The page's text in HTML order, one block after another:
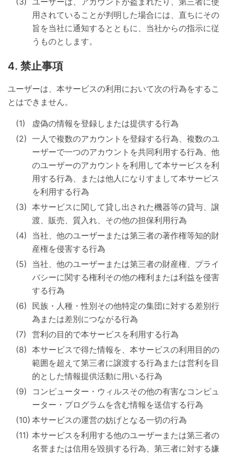
用されていることが判明した場合には、直ちにその
旨を当社に通知するとともに、当社からの指示に従
うものとします。
禁止事項
ユーザーは、本サービスの利用において次の行為をするこ
とはできません。
虚偽の情報を登録しまたは提供する行為
一人で複数のアカウントを登録する行為、複数のユ
ーザーで一つのアカウントを共同利用する行為、他
のユーザーのアカウントを利用して本サービスを利
用する行為、または他人になりすまして本サービス
を利用する行為
本サービスに関して貸し出された機器等の貸与、譲
渡、販売、質入れ、その他の担保利用行為
当社、他のユーザーまたは第三者の著作権等知的財
産権を侵害する行為
当社、他のユーザーまたは第三者の財産権、プライ
バシーに関する権利その他の権利または利益を侵害
する行為
民族・人種・性別その他特定の集団に対する差別行
為または差別につながる行為
営利の目的で本サービスを利用する行為
本サービスで得た情報を、本サービスの利用目的の
範囲を超えて第三者に譲渡する行為または営利を目
的とした情報提供活動に用いる行為
コンピューター・ウィルスその他の有害なコンピュ
ーター・プログラムを含む情報を送信する行為
本サービスの運営の妨げとなる一切の行為
本サービスを利用する他のユーザーまたは第三者の
名誉または信用を毀損する行為、第三者に対する嫌